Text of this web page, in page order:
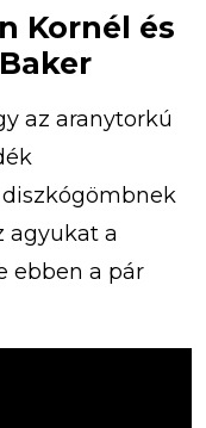
Kornél és
az aranytorkú
agyukat a
ebben a pár